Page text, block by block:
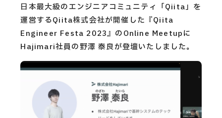
Privacy Policy
Security Action
日本最大級のエンジニアコミュニティ「Qiita」を
運営するQiita株式会社が開催した『Qiita
Engineer Festa 2023』のOnline Meetupに
Hajimari社員の野澤 泰良が登壇いたしました。